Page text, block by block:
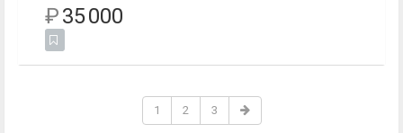
₽35 000
1 2 3